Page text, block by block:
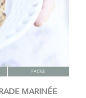
FACILE
MARINÉE